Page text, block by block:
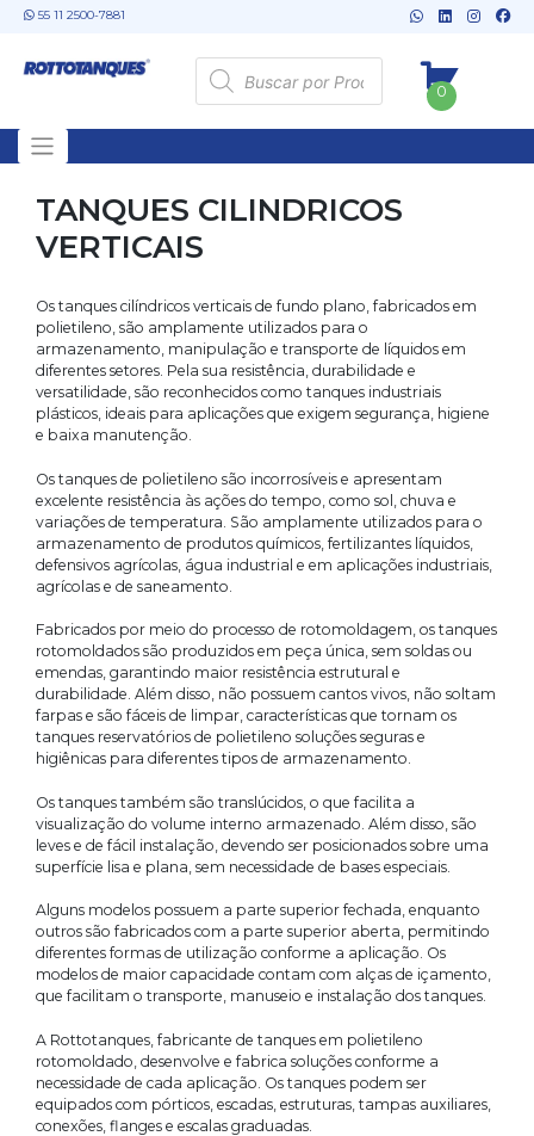
Skip 55 11 2500-7881
Pesquisar
produtos
0
TANQUES CILINDRICOS
VERTICAIS
Os tanques cilíndricos verticais de fundo plano, fabricados em
polietileno, são amplamente utilizados para o
armazenamento, manipulação e transporte de líquidos em
diferentes setores. Pela sua resistência, durabilidade e
versatilidade, são reconhecidos como tanques industriais
plásticos, ideais para aplicações que exigem segurança, higiene
e baixa manutenção.
Os tanques de polietileno são incorrosíveis e apresentam
excelente resistência às ações do tempo, como sol, chuva e
variações de temperatura. São amplamente utilizados para o
armazenamento de produtos químicos, fertilizantes líquidos,
defensivos agrícolas, água industrial e em aplicações industriais,
agrícolas e de saneamento.
Fabricados por meio do processo de rotomoldagem, os tanques
rotomoldados são produzidos em peça única, sem soldas ou
emendas, garantindo maior resistência estrutural e
durabilidade. Além disso, não possuem cantos vivos, não soltam
farpas e são fáceis de limpar, características que tornam os
tanques reservatórios de polietileno soluções seguras e
higiênicas para diferentes tipos de armazenamento.
Os tanques também são translúcidos, o que facilita a
visualização do volume interno armazenado. Além disso, são
leves e de fácil instalação, devendo ser posicionados sobre uma
superfície lisa e plana, sem necessidade de bases especiais.
Alguns modelos possuem a parte superior fechada, enquanto
outros são fabricados com a parte superior aberta, permitindo
diferentes formas de utilização conforme a aplicação. Os
modelos de maior capacidade contam com alças de içamento,
que facilitam o transporte, manuseio e instalação dos tanques.
A Rottotanques, fabricante de tanques em polietileno
rotomoldado, desenvolve e fabrica soluções conforme a
necessidade de cada aplicação. Os tanques podem ser
equipados com pórticos, escadas, estruturas, tampas auxiliares,
conexões, flanges e escalas graduadas.